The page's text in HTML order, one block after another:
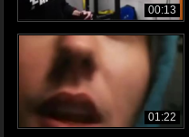
00:13
01:22